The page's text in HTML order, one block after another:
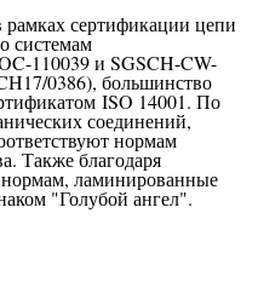
рамках сертификации цепи
системам
110039 и SGSCH-CW-
0386), большинство
ISO 14001. По
соединений,
нормам
Также благодаря
нормам, ламинированные
"Голубой ангел".